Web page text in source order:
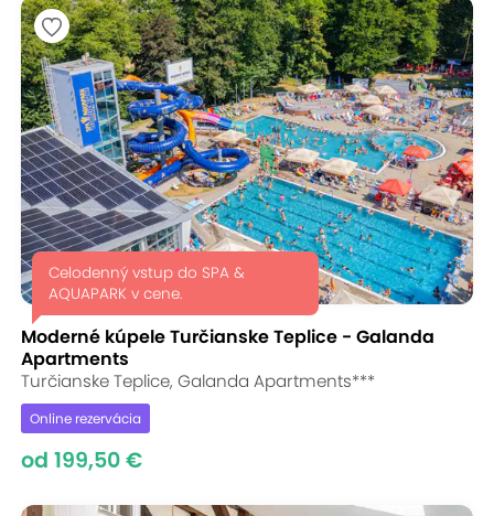
Celodenný vstup do SPA &
AQUAPARK v cene.
Moderné kúpele Turčianske Teplice - Galanda
Apartments
Turčianske Teplice, Galanda Apartments***
Online rezervácia
od 199,50 €